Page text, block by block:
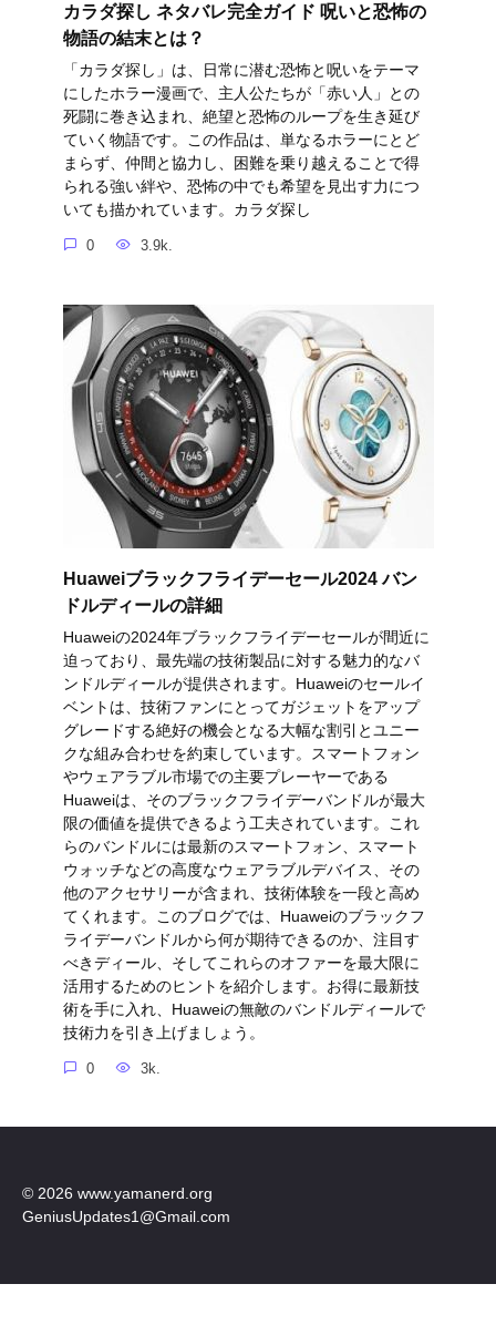
カラダ探し ネタバレ完全ガイド 呪いと恐怖の
物語の結末とは？
「カラダ探し」は、日常に潜む恐怖と呪いをテーマ
にしたホラー漫画で、主人公たちが「赤い人」との
死闘に巻き込まれ、絶望と恐怖のループを生き延び
ていく物語です。この作品は、単なるホラーにとど
まらず、仲間と協力し、困難を乗り越えることで得
られる強い絆や、恐怖の中でも希望を見出す力につ
いても描かれています。カラダ探し
0 3.9k.
Huaweiブラックフライデーセール2024 バン
ドルディールの詳細
Huaweiの2024年ブラックフライデーセールが間近に
迫っており、最先端の技術製品に対する魅力的なバ
ンドルディールが提供されます。Huaweiのセールイ
ベントは、技術ファンにとってガジェットをアップ
グレードする絶好の機会となる大幅な割引とユニー
クな組み合わせを約束しています。スマートフォン
やウェアラブル市場での主要プレーヤーである
Huaweiは、そのブラックフライデーバンドルが最大
限の価値を提供できるよう工夫されています。これ
らのバンドルには最新のスマートフォン、スマート
ウォッチなどの高度なウェアラブルデバイス、その
他のアクセサリーが含まれ、技術体験を一段と高め
てくれます。このブログでは、Huaweiのブラックフ
ライデーバンドルから何が期待できるのか、注目す
べきディール、そしてこれらのオファーを最大限に
活用するためのヒントを紹介します。お得に最新技
術を手に入れ、Huaweiの無敵のバンドルディールで
技術力を引き上げましょう。
0 3k.
© 2026 www.yamanerd.org
GeniusUpdates1@Gmail.com